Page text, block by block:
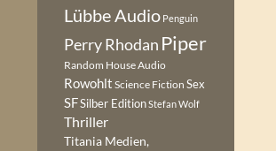
Lübbe Audio Penguin
Perry Rhodan Piper
Random House Audio
Rowohlt Science Fiction Sex
SFSilber EditionStefan Wolf
Thriller
Titania Medien,